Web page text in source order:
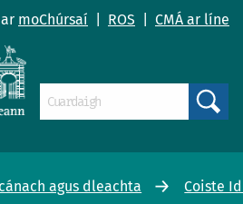
moChúrsaí ROS CMÁ ar líne
agus dleachta Coiste